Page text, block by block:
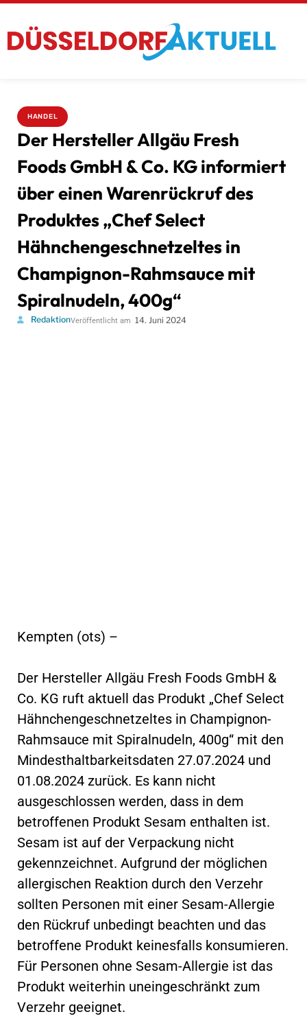
HANDEL
Der Hersteller Allgäu Fresh
Foods GmbH & Co. KG informiert
über einen Warenrückruf des
Produktes „Chef Select
Hähnchengeschnetzeltes in
Champignon-Rahmsauce mit
Spiralnudeln, 400g“
RedaktionVeröffentlicht am 14. Juni 2024
Kempten (ots) –
Der Hersteller Allgäu Fresh Foods GmbH &
Co. KG ruft aktuell das Produkt „Chef Select
Hähnchengeschnetzeltes in Champignon-
Rahmsauce mit Spiralnudeln, 400g“ mit den
Mindesthaltbarkeitsdaten 27.07.2024 und
01.08.2024 zurück. Es kann nicht
ausgeschlossen werden, dass in dem
betroffenen Produkt Sesam enthalten ist.
Sesam ist auf der Verpackung nicht
gekennzeichnet. Aufgrund der möglichen
allergischen Reaktion durch den Verzehr
sollten Personen mit einer Sesam-Allergie
den Rückruf unbedingt beachten und das
betroffene Produkt keinesfalls konsumieren.
Für Personen ohne Sesam-Allergie ist das
Produkt weiterhin uneingeschränkt zum
Verzehr geeignet.